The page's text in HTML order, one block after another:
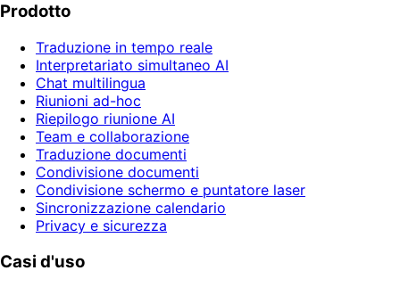
Prodotto
Traduzione in tempo reale
Interpretariato simultaneo AI
Chat multilingua
Riunioni ad-hoc
Riepilogo riunione AI
Team e collaborazione
Traduzione documenti
Condivisione documenti
Condivisione schermo e puntatore laser
Sincronizzazione calendario
Privacy e sicurezza
Casi d'uso